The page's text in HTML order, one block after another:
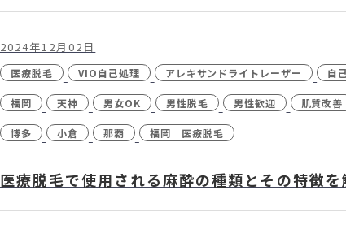
2024年12月02日
医療脱毛 VIO自己処理 アレキサンドライトレーザー 自
福岡 天神 男女OK 男性脱毛 男性歓迎 肌質改善
博多 小倉 那覇 福岡 医療脱毛
医療脱毛で使用される麻酔の種類とその特徴